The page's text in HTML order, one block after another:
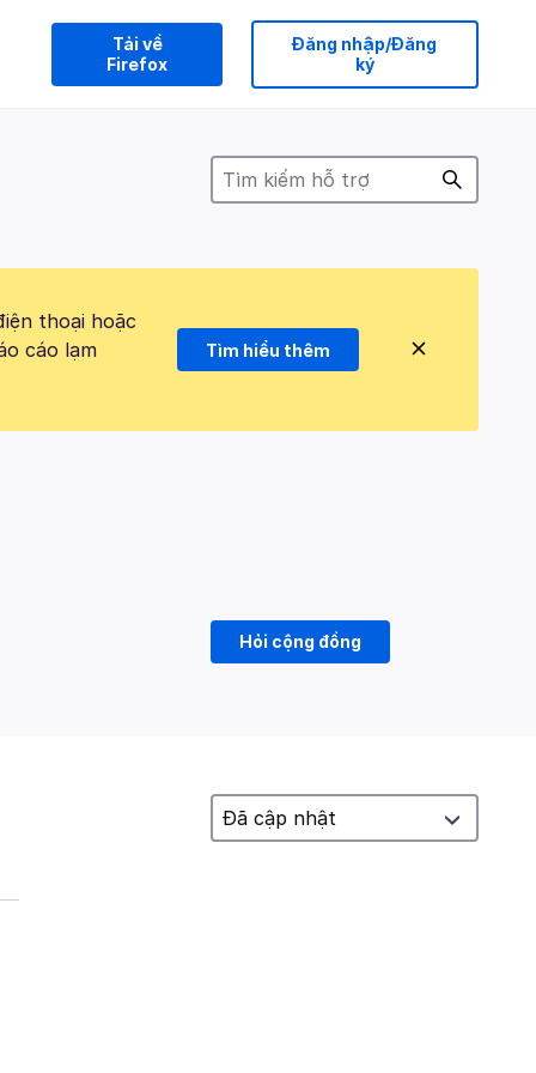
Tải về
Firefox
Đăng nhập/Đăng
ký
thoại hoặc
cáo lạm
Tìm hiểu thêm
Hỏi cộng đồng